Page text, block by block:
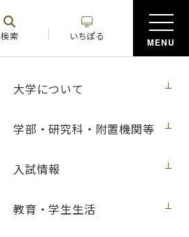
大学について
学部・研究科・附置機関等
入試情報
教育・学生生活
検索 いちぽる
MENU